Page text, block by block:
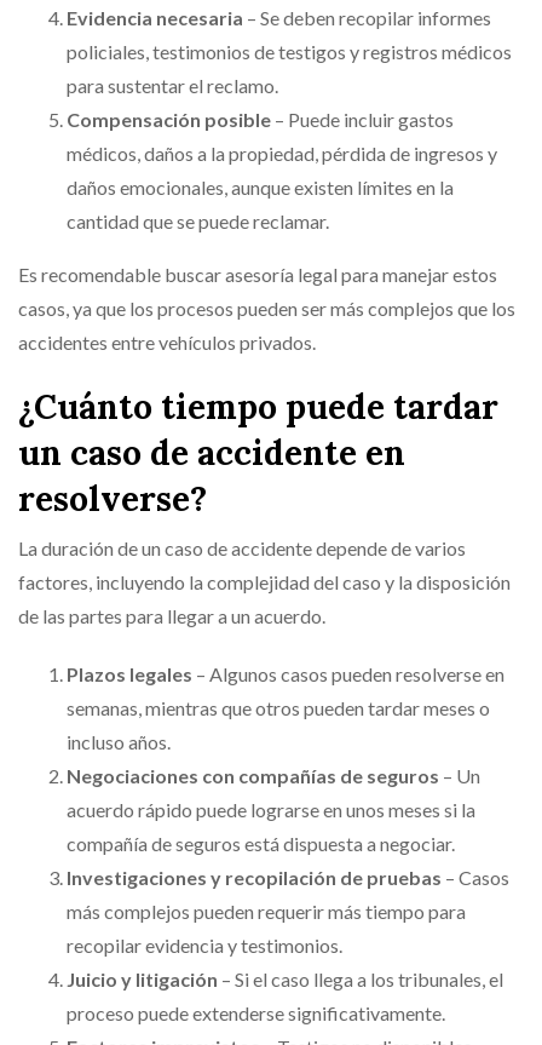
Evidencia necesaria – Se deben recopilar informes
policiales, testimonios de testigos y registros médicos
para sustentar el reclamo.
Compensación posible – Puede incluir gastos
médicos, daños a la propiedad, pérdida de ingresos y
daños emocionales, aunque existen límites en la
cantidad que se puede reclamar.
Es recomendable buscar asesoría legal para manejar estos
casos, ya que los procesos pueden ser más complejos que los
accidentes entre vehículos privados.
¿Cuánto tiempo puede tardar
un caso de accidente en
resolverse?
La duración de un caso de accidente depende de varios
factores, incluyendo la complejidad del caso y la disposición
de las partes para llegar a un acuerdo.
Plazos legales – Algunos casos pueden resolverse en
semanas, mientras que otros pueden tardar meses o
incluso años.
Negociaciones con compañías de seguros – Un
acuerdo rápido puede lograrse en unos meses si la
compañía de seguros está dispuesta a negociar.
Investigaciones y recopilación de pruebas – Casos
más complejos pueden requerir más tiempo para
recopilar evidencia y testimonios.
Juicio y litigación – Si el caso llega a los tribunales, el
proceso puede extenderse significativamente.